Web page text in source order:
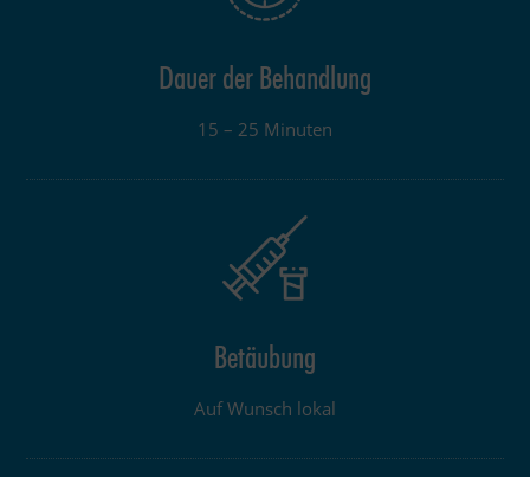
Dauer der Behandlung
15 – 25 Minuten
Betäubung
Auf Wunsch lokal